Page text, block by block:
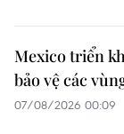
Mexico triển
bảo vệ các
07/08/2026 00:09